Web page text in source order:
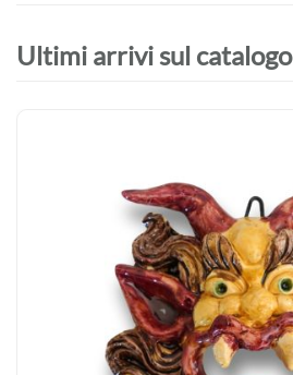
Ultimi arrivi sul catalogo